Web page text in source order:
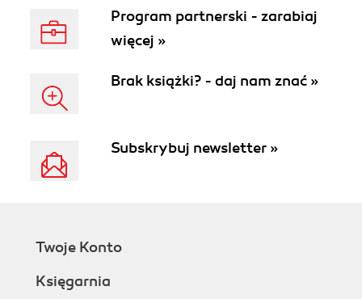
Program partnerski - zarabiaj
więcej »
Brak książki? - daj nam znać »
Subskrybuj newsletter »
Twoje Konto
Księgarnia